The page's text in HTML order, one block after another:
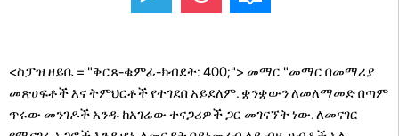
<ስፓዝ ዘይቤ = "ቅርጸ-ቁምፊ-ክብደት: 400;"> መማር "መማር በመማሪያ
መጽሀፍቶች እና ትምህርቶች የተገደበ አይደለም. ቋንቋውን ለመለማመድ በጣም
ጥሩው መንገዶች አንዱ ከአገሬው ተናጋሪዎች ጋር መገናኘት ነው. ለመናገር